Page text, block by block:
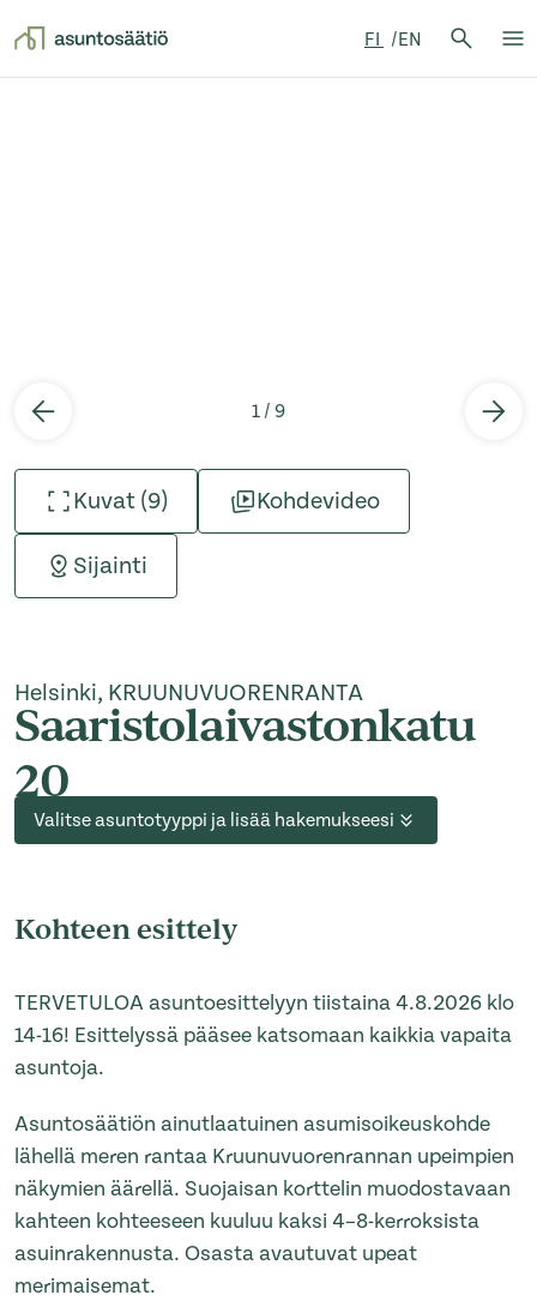
FI EN
Hae:
1 / 9
Kuvat (9) Kohdevideo
Sijainti
Helsinki, KRUUNUVUORENRANTA
Saaristolaivastonkatu
20
Valitse asuntotyyppi ja lisää hakemukseesi
Kohteen esittely
TERVETULOA asuntoesittelyyn tiistaina 4.8.2026 klo
14-16! Esittelyssä pääsee katsomaan kaikkia vapaita
asuntoja.
Asuntosäätiön ainutlaatuinen asumisoikeuskohde
lähellä meren rantaa Kruunuvuorenrannan upeimpien
näkymien äärellä. Suojaisan korttelin muodostavaan
kahteen kohteeseen kuuluu kaksi 4–8-kerroksista
asuinrakennusta. Osasta avautuvat upeat
merimaisemat.